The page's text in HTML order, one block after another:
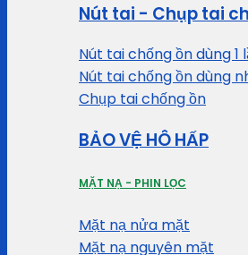
Nút tai - Chụp tai
Nút tai chống ồn dùng 1
Nút tai chống ồn dùng
Chụp tai chống ồn
BẢO VỆ HÔ HẤP
MẶT NẠ - PHIN LỌC
Mặt nạ nửa mặt
Mặt nạ nguyên mặt